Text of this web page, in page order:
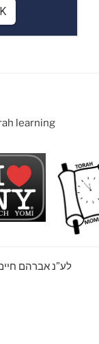
learning
לע”נ אברהם